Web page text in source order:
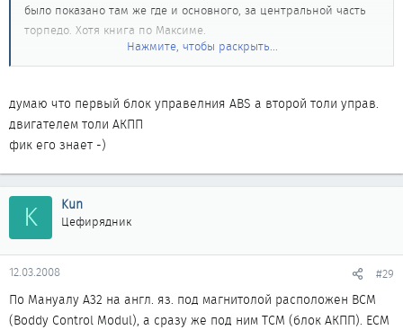
было показано там же где и основного, за центральной часть
торпедо. Хотя книга по Максиме.
Кто знает, какой блок управления и где?
Нажмите, чтобы раскрыть...
думаю что первый блок управелния ABS а второй толи управ.
двигателем толи АКПП
фик его знает -)
K Kun
Цефирядник
12.03.2008 #29
По Мануалу А32 на англ. яз. под магнитолой расположен BCM
(Boddy Control Modul), а сразу же под ним ТСМ (блок АКПП). ЕСМ